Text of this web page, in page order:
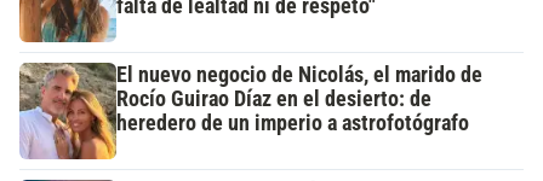
falta de lealtad ni de respeto"
El nuevo negocio de Nicolás, el marido de
Rocío Guirao Díaz en el desierto: de
heredero de un imperio a astrofotógrafo